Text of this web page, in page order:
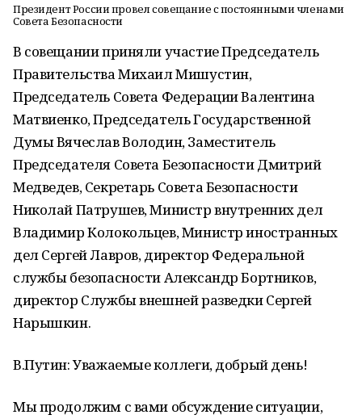
Президент России провел совещание с постоянными членами
Совета Безопасности
В совещании приняли участие Председатель
Правительства Михаил Мишустин,
Председатель Совета Федерации Валентина
Матвиенко, Председатель Государственной
Думы Вячеслав Володин, Заместитель
Председателя Совета Безопасности Дмитрий
Медведев, Секретарь Совета Безопасности
Николай Патрушев, Министр внутренних дел
Владимир Колокольцев, Министр иностранных
дел Сергей Лавров, директор Федеральной
службы безопасности Александр Бортников,
директор Службы внешней разведки Сергей
Нарышкин.
В.Путин: Уважаемые коллеги, добрый день!
Мы продолжим с вами обсуждение ситуации,